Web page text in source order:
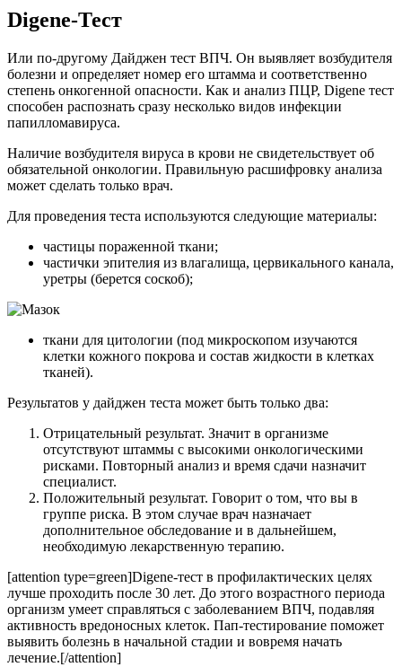
Digene-Тест
Или по-другому Дайджен тест ВПЧ. Он выявляет возбудителя
болезни и определяет номер его штамма и соответственно
степень онкогенной опасности. Как и анализ ПЦР, Digene тест
способен распознать сразу несколько видов инфекции
папилломавируса.
Наличие возбудителя вируса в крови не свидетельствует об
обязательной онкологии. Правильную расшифровку анализа
может сделать только врач.
Для проведения теста используются следующие материалы:
частицы пораженной ткани;
частички эпителия из влагалища, цервикального канала,
уретры (берется соскоб);
ткани для цитологии (под микроскопом изучаются
клетки кожного покрова и состав жидкости в клетках
тканей).
Результатов у дайджен теста может быть только два:
Отрицательный результат. Значит в организме
отсутствуют штаммы с высокими онкологическими
рисками. Повторный анализ и время сдачи назначит
специалист.
Положительный результат. Говорит о том, что вы в
группе риска. В этом случае врач назначает
дополнительное обследование и в дальнейшем,
необходимую лекарственную терапию.
[attention type=green]Digene-тест в профилактических целях
лучше проходить после 30 лет. До этого возрастного периода
организм умеет справляться с заболеванием ВПЧ, подавляя
активность вредоносных клеток. Пап-тестирование поможет
выявить болезнь в начальной стадии и вовремя начать
лечение.[/attention]